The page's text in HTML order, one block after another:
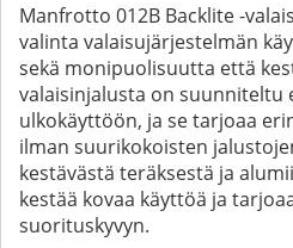
Manfrotto 012B Backlite -
valinta valaisujärjestelmän
sekä monipuolisuutta että
valaisinjalusta on suunniteltu
ulkokäyttöön, ja se tarjoaa
ilman suurikokoisten
kestävästä teräksestä ja
kestää kovaa käyttöä ja
suorituskyvyn.